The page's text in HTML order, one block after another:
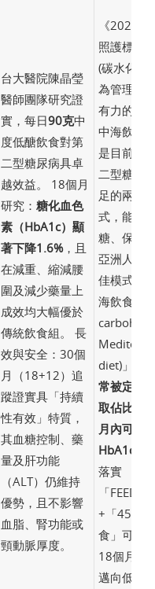
台大醫院陳晶瑩
醫師團隊研究證
實，每日90克中
度低醣飲食對第
二型糖尿病具卓
越效益。 18個月
研究： 糖化血色
素（HbA1c）顯
著下降1.6%，且
在減重、縮減腰
圍及減少藥量上
成效均大幅優於
傳統飲食組。 長
效與安全：30個
月（18+12）追
蹤證實具「持續
性有效」特質，
其血糖控制、藥
量及肝功能
（ALT）仍維持
優勢，且不影響
血脂、腎功能或
頸動脈厚度。
《2026
照護標準
(碳水化合
為管理糖
有力的實
中海飲食
是目前逆
二型糖尿
足的兩大
式，能有
糖、保護
亞洲人體
佳模式為
海飲食
diet)」。
常被定義
取佔比
月內可以
HbA1c糖
落實
「
+「456
食」可作
18個月的
邁向低醣